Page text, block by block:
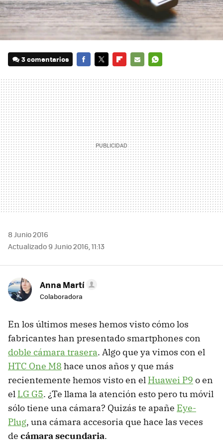
3 comentarios
MAIL
8 Junio 2016
Actualizado 9 Junio 2016, 11:13
Anna Martí
Colaboradora
En los últimos meses hemos visto cómo los
fabricantes han presentado smartphones con
doble cámara trasera. Algo que ya vimos con el
HTC One M8 hace unos años y que más
recientemente hemos visto en el Huawei P9 o en
el LG G5. ¿Te llama la atención esto pero tu móvil
sólo tiene una cámara? Quizás te apañe Eye-
Plug, una cámara accesoria que hace las veces
de cámara secundaria.